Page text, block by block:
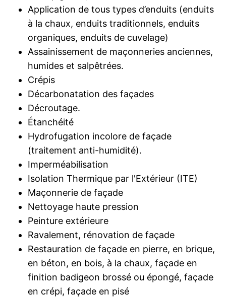
Application de tous types d’enduits (enduits
à la chaux, enduits traditionnels, enduits
organiques, enduits de cuvelage)
Assainissement de maçonneries anciennes,
humides et salpêtrées.
Crépis
Décarbonatation des façades
Décroutage.
Étanchéité
Hydrofugation incolore de façade
(traitement anti-humidité).
Imperméabilisation
Isolation Thermique par l'Extérieur (ITE)
Maçonnerie de façade
Nettoyage haute pression
Peinture extérieure
Ravalement, rénovation de façade
Restauration de façade en pierre, en brique,
en béton, en bois, à la chaux, façade en
finition badigeon brossé ou épongé, façade
en crépi, façade en pisé